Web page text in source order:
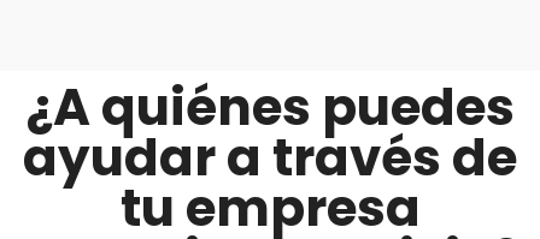
¿A quiénes puedes
ayudar a través de
tu empresa